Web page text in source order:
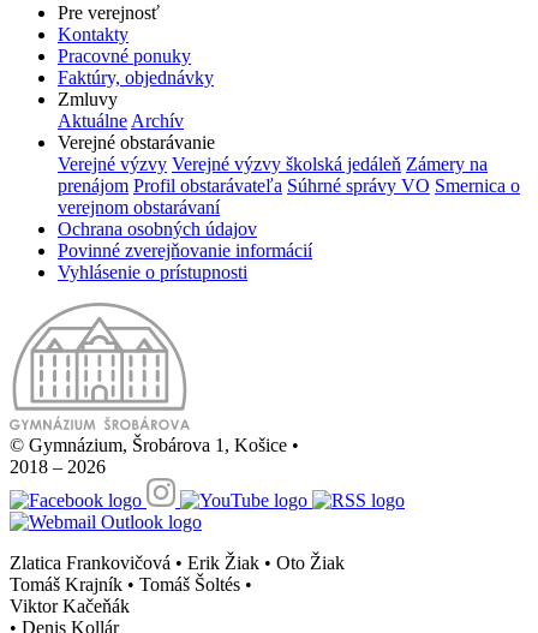
Pre verejnosť
Kontakty
Pracovné ponuky
Faktúry, objednávky
Zmluvy
Aktuálne Archív
Verejné obstarávanie
Verejné výzvy Verejné výzvy školská jedáleň Zámery na
prenájom Profil obstarávateľa Súhrné správy VO Smernica o
verejnom obstarávaní
Ochrana osobných údajov
Povinné zverejňovanie informácií
Vyhlásenie o prístupnosti
© Gymnázium, Šrobárova 1, Košice •
2018 – 2026
Zlatica Frankovičová • Erik Žiak • Oto Žiak
Tomáš Krajník • Tomáš Šoltés •
Viktor Kačeňák
• Denis Kollár